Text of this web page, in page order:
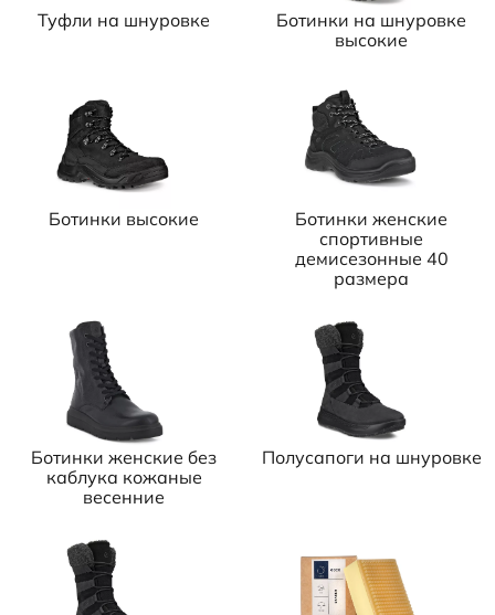
Туфли на шнуровке
Ботинки на шнуровке
высокие
Ботинки высокие
Ботинки женские
спортивные
демисезонные 40
размера
Ботинки женские без
каблука кожаные
весенние
Полусапоги на шнуровке